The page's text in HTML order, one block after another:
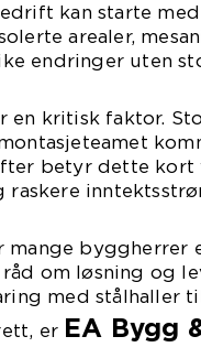
kan starte
arealer,
endringer uten
en kritisk faktor.
betyr dette kort
mange byggherrer
om løsning og
med stålhaller
er EA Bygg